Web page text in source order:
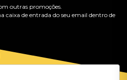
outras promoções.
caixa de entrada do seu email dentro de